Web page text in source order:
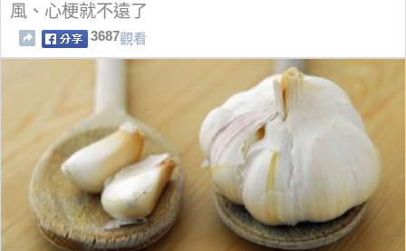
風、心梗就不遠了
3687觀看